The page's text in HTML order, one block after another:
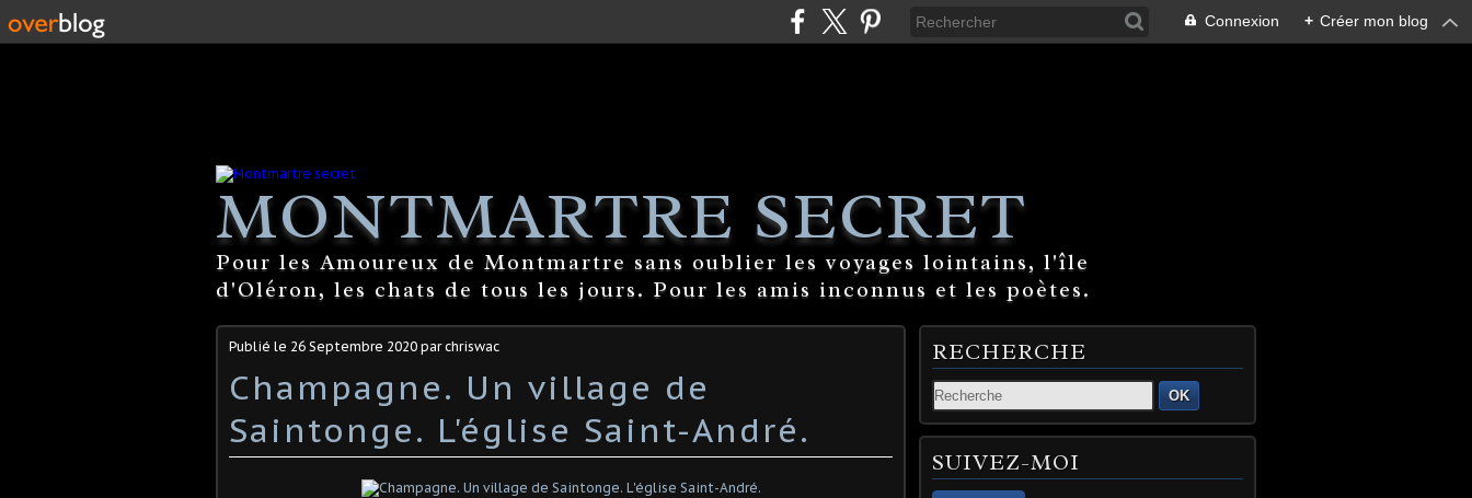
Connexion + Créer mon blog
MONTMARTRE SECRET
Pour les Amoureux de Montmartre sans oublier les voyages lointains, l'île
d'Oléron, les chats de tous les jours. Pour les amis inconnus et les poètes.
Publié le 26 Septembre 2020 par chriswac
Champagne. Un village de
Saintonge. L'église Saint-André.
RECHERCHE
OK
SUIVEZ-MOI